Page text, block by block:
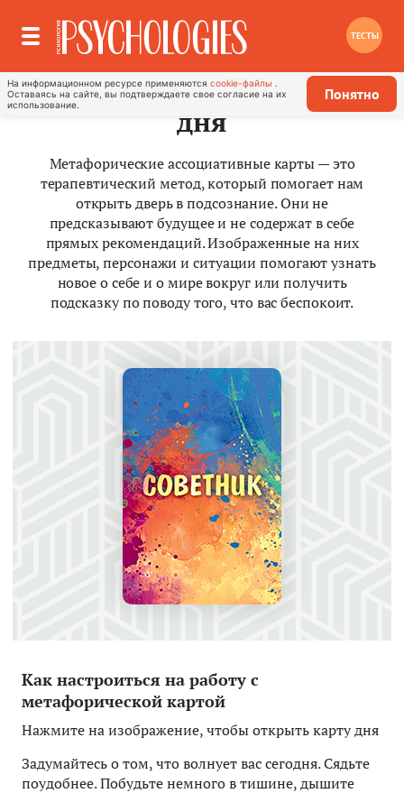
ТЕСТЫ
На информационном ресурсе применяются cookie-файлы
Оставаясь на сайте, вы подтверждаете свое согласие на их
использование.
Понятно
Метафорическая карта
дня
Метафорические ассоциативные карты — это
терапевтический метод, который помогает нам
открыть дверь в подсознание. Они не
предсказывают будущее и не содержат в себе
прямых рекомендаций. Изображенные на них
предметы, персонажи и ситуации помогают узнать
новое о себе и о мире вокруг или получить
подсказку по поводу того, что вас беспокоит.
Как настроиться на работу с
метафорической картой
Нажмите на изображение, чтобы открыть карту дня
Задумайтесь о том, что волнует вас сегодня. Сядьте
поудобнее. Побудьте немного в тишине, дышите